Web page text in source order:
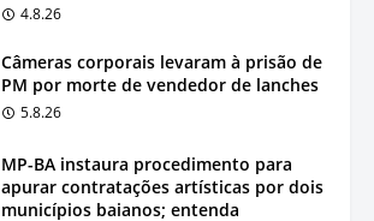
4.8.26
Câmeras corporais levaram à prisão de
PM por morte de vendedor de lanches
5.8.26
MP-BA instaura procedimento para
apurar contratações artísticas por dois
municípios baianos; entenda